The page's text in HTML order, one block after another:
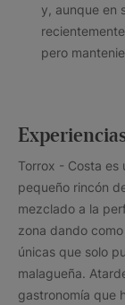
y, aunque en
pero
Torrox - Costa es
pequeño rincón
mezclado a la
zona dando
únicas que solo
malagueña.
gastronomía que